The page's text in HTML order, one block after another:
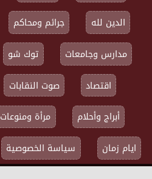
الدين لله
جرائم ومحاكم
مدارس وجامعات
توك شو
اقتصاد
صوت النقابات
أبراج وأحلام
مرأة ومنوعات
ايام زمان
سياسة الخصوصية